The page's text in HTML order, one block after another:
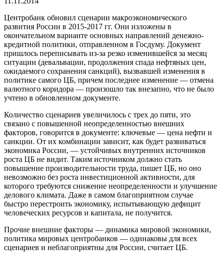
Центробанк обновил сценарии макроэкономического
развития России в 2015-2017 гг. Они изложены в
окончательном варианте основных направлений денежно-
кредитной политики, отправленном в Госдуму. Документ
пришлось переписывать из-за резко изменившейся за месяц
ситуации (девальвации, продолжения спада нефтяных цен,
ожидаемого сохранения санкций), вызвавшей изменения в
политике самого ЦБ, причем последнее изменение — отмена
валютного коридора — произошло так внезапно, что не было
учтено в обновленном документе.
Количество сценариев увеличилось с трех до пяти, это
связано с повышенной неопределенностью внешних
факторов, говорится в документе: ключевые — цена нефти и
санкции. От их комбинации зависит, как будет развиваться
экономика России, — устойчивых внутренних источников
роста ЦБ не видит. Таким источником должно стать
повышение производительности труда, пишет ЦБ, но оно
невозможно без роста инвестиционной активности, для
которого требуются снижение неопределенности и улучшение
делового климата. Даже в самом благоприятном случае
быстро перестроить экономику, испытывающую дефицит
человеческих ресурсов и капитала, не получится.
Прочие внешние факторы — динамика мировой экономики,
политика мировых центробанков — одинаковы для всех
сценариев и неблагоприятны для России, считает ЦБ.